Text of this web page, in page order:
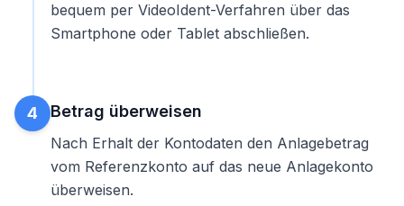
bequem per VideoIdent-Verfahren über das
Smartphone oder Tablet abschließen.
4 Betrag überweisen
Nach Erhalt der Kontodaten den Anlagebetrag
vom Referenzkonto auf das neue Anlagekonto
überweisen.